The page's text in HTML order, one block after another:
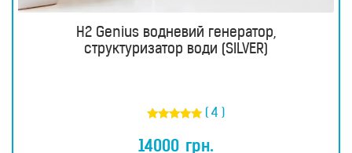
H2 Genius водневий генератор,
структуризатор води (SILVER)
5.00
з 5
( 4 )
14000 грн.